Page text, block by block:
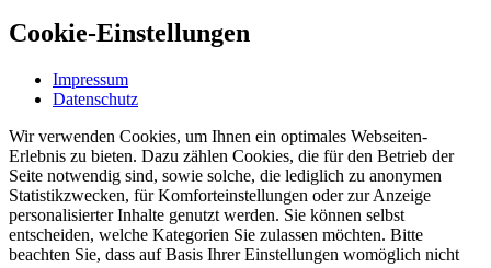
Cookie-Einstellungen
Impressum
Datenschutz
Wir verwenden Cookies, um Ihnen ein optimales Webseiten-
Erlebnis zu bieten. Dazu zählen Cookies, die für den Betrieb der
Seite notwendig sind, sowie solche, die lediglich zu anonymen
Statistikzwecken, für Komforteinstellungen oder zur Anzeige
personalisierter Inhalte genutzt werden. Sie können selbst
entscheiden, welche Kategorien Sie zulassen möchten. Bitte
beachten Sie, dass auf Basis Ihrer Einstellungen womöglich nicht